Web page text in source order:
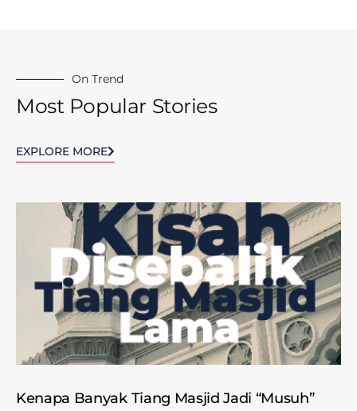
On Trend
Most Popular Stories
EXPLORE MORE
Kenapa Banyak Tiang Masjid Jadi “Musuh”